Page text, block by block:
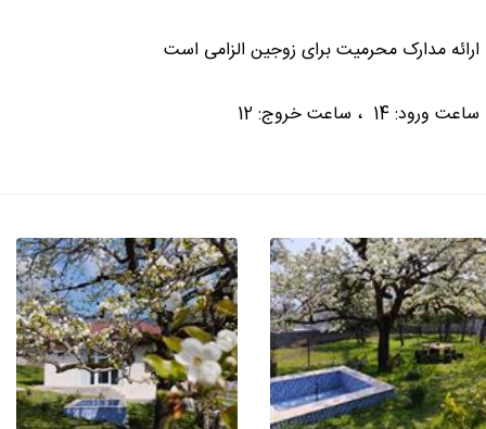
ارائه مدارک محرمیت برای زوجین الزامی است
ساعت ورود: 14 ، ساعت خروج: 12